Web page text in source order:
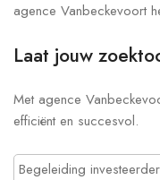
agence Vanbeckevoort
Laat jouw
Met agence
efficiënt en succesvol.
Begeleiding